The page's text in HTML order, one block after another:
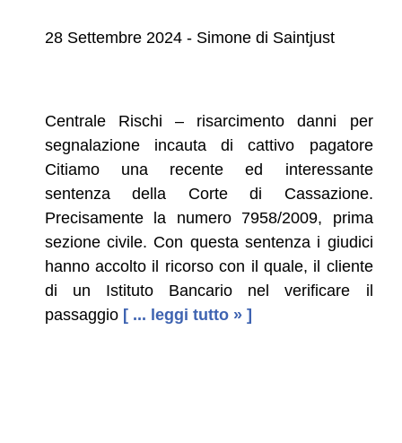
28 Settembre 2024 - Simone di Saintjust
Centrale Rischi – risarcimento danni per
segnalazione incauta di cattivo pagatore
Citiamo una recente ed interessante
sentenza della Corte di Cassazione.
Precisamente la numero 7958/2009, prima
sezione civile. Con questa sentenza i giudici
hanno accolto il ricorso con il quale, il cliente
di un Istituto Bancario nel verificare il
passaggio [ ... leggi tutto » ]